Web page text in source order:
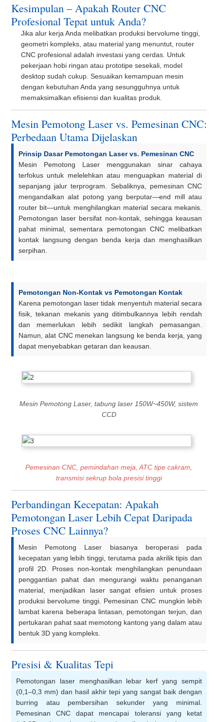
Kesimpulan – Apakah Router CNC
Profesional Tepat untuk Anda?
Jika alur kerja Anda melibatkan produksi bervolume tinggi,
geometri kompleks, atau material yang menuntut, router
CNC profesional adalah investasi yang cerdas. Untuk
pekerjaan hobi ringan atau prototipe sesekali, model
desktop sudah cukup. Sesuaikan kemampuan mesin
dengan kebutuhan Anda yang sesungguhnya untuk
memaksimalkan efisiensi dan kualitas produk.
Mesin Pemotong Laser vs. Pemesinan CNC:
Perbedaan Utama Dijelaskan
Prinsip Dasar Pemotongan Laser vs. Pemesinan CNC
Mesin Pemotong Laser menggunakan sinar cahaya
terfokus untuk melelehkan atau menguapkan material di
sepanjang jalur terprogram. Sebaliknya, pemesinan CNC
mengandalkan alat potong yang berputar—end mill atau
router bit—untuk menghilangkan material secara mekanis.
Pemotongan laser bersifat non-kontak, sehingga keausan
pahat minimal, sementara pemotongan CNC melibatkan
kontak langsung dengan benda kerja dan menghasilkan
serpihan.
Pemotongan Non-Kontak vs Pemotongan Kontak
Karena pemotongan laser tidak menyentuh material secara
fisik, tekanan mekanis yang ditimbulkannya lebih rendah
dan memerlukan lebih sedikit langkah pemasangan.
Namun, alat CNC menekan langsung ke benda kerja, yang
dapat menyebabkan getaran dan keausan.
Mesin Pemotong Laser, tabung laser 150W~450W, sistem
CCD
Pemesinan CNC, pemindahan meja, ATC tipe cakram,
transmisi sekrup bola presisi tinggi
Perbandingan Kecepatan: Apakah
Pemotongan Laser Lebih Cepat Daripada
Proses CNC Lainnya?
Mesin Pemotong Laser biasanya beroperasi pada
kecepatan yang lebih tinggi, terutama pada akrilik tipis dan
profil 2D. Proses non-kontak menghilangkan penundaan
penggantian pahat dan mengurangi waktu penanganan
material, menjadikan laser sangat efisien untuk proses
produksi bervolume tinggi. Pemesinan CNC mungkin lebih
lambat karena beberapa lintasan, pemotongan terjun, dan
pertukaran pahat saat memotong kantong yang dalam atau
bentuk 3D yang kompleks.
Presisi & Kualitas Tepi
Pemotongan laser menghasilkan lebar kerf yang sempit
(0,1–0,3 mm) dan hasil akhir tepi yang sangat baik dengan
burring atau pembersihan sekunder yang minimal.
Pemesinan CNC dapat mencapai toleransi yang ketat